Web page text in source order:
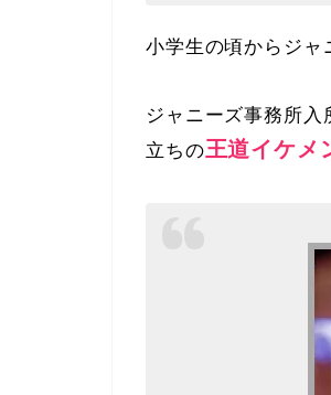
小学生の頃からジャ
ジャニーズ事務所
立ちの王道イケメ